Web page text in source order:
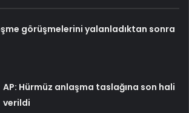
görüşmelerini yalanladıktan sonra
AP: Hürmüz anlaşma taslağına son hali
verildi